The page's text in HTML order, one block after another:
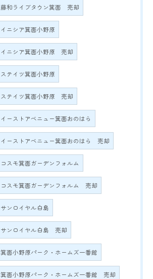
藤和ライブタウン箕面 売却
イニシア箕面小野原
イニシア箕面小野原 売却
ステイツ箕面小野原
ステイツ箕面小野原 売却
イーストアベニュー箕面おのはら
イーストアベニュー箕面おのはら 売却
コスモ箕面ガーデンフォルム
コスモ箕面ガーデンフォルム 売却
サンロイヤル白島
サンロイヤル白島 売却
箕面小野原パーク・ホームズ一番館
箕面小野原パーク・ホームズ一番館 売却